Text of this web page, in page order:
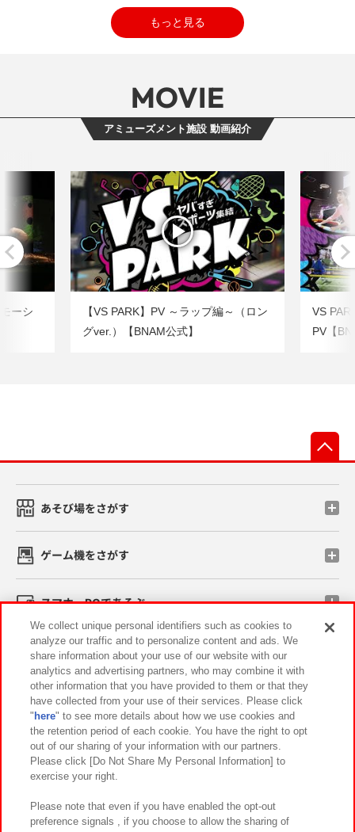
もっと見る
アミューズメント施設 動画紹介
MOVIE
ーシ
【VS PARK】PV ～ラップ編～（ロン
グver.）【BNAM公式】
VS
PV【
あそび場をさがす
ゲーム機をさがす
スマホ・PCであそぶ
イベント・キャンペーン
関連会社 サステナビリティ サイトポリシー
プライバシーポリシー ウェブアクセシビリティ方針と検証結果
お取引先さまとともに
カスタマーハラスメント対応方針 よくあるご質問・お問い合わせ
We collect unique personal identifiers such as cookies to
analyze our traffic and to personalize content and ads. We
share information about your use of our website with our
analytics and advertising partners, who may combine it with
other information that you have provided to them or that they
have collected from your use of their services. Please click
" here" to see more details about how we use cookies and
the retention period of each cookie. You have the right to opt
out of our sharing of your information with our partners.
Please click [Do Not Share My Personal Information] to
exercise your right.
Please note that even if you have enabled the opt-out
preference signals , if you choose to allow the sharing of